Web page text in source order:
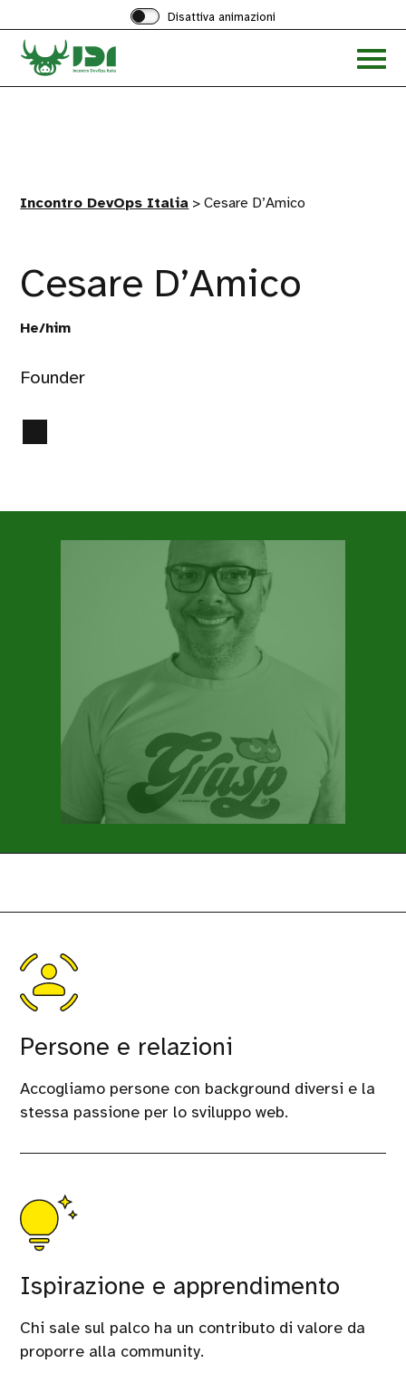
Disattiva animazioni
Accedi
menu
Incontro DevOps Italia >Cesare D’Amico
Cesare D’Amico
He/him
Founder
Persone e relazioni
Accogliamo persone con background diversi e la
stessa passione per lo sviluppo web.
Ispirazione e apprendimento
Chi sale sul palco ha un contributo di valore da
proporre alla community.